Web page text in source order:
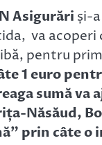
Asigurări și-
va
pentru
1 euro
sumă va
Năsăud,
prin câte o